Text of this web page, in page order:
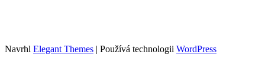
Navrhl Elegant Themes | Používá technologii WordPress